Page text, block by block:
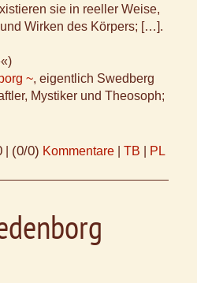
sie in reeller Weise,
Wirken des Körpers; […].
~, eigentlich Swedberg
Mystiker und Theosoph;
(0/0) Kommentare TB PL